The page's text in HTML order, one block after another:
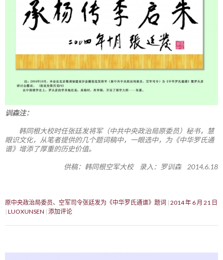
训森注：
韩同根大校时任张廷发将军（中共中央政治局原委员）秘书，慧
眼识文化，从笔者提供的几个题词稿中，一眼选中，为《中华罗氏通
谱》增添了厚重的历史价值。
供稿：韩同根空军大校 录入：罗训森 2014.6.18
原中央政治局委员、空军司令张廷发为《中华罗氏通谱》题词 2014 年 6 月 21 日
LUOXUNSEN 添加评论